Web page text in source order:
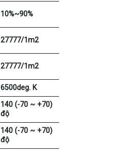
10%~90%
27777/1m2
27777/1m2
6500deg. K
140 (-70 ~ +70)
độ
140 (-70 ~ +70)
độ